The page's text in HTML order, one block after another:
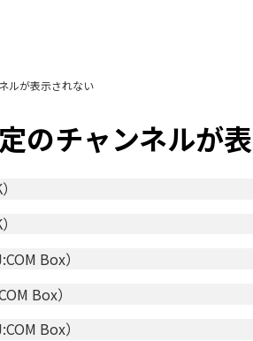
ルが表示されない
のチャンネルが
Box）
Box）
Box）